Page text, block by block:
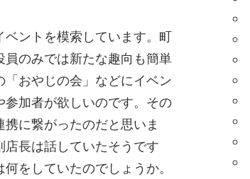
ントを模索しています。町
のみでは新たな趣向も簡単
おやじの会」などにイベン
加者が欲しいのです。その
に繋がったのだと思いま
長は話していたそうです
をしていたのでしょうか。